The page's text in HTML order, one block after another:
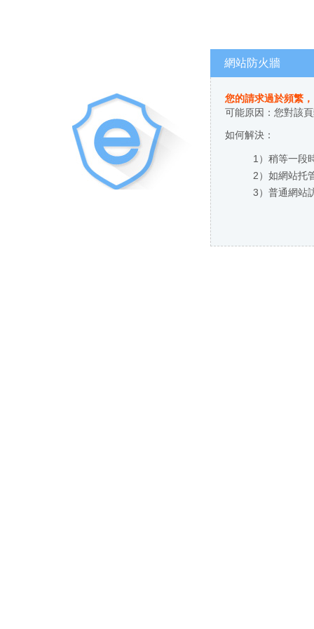
網站防火牆
您的請求過於頻繁
可能原因：您對
如何解決：
1）稍等一段時
2）如網站托管
3）普通網站訪